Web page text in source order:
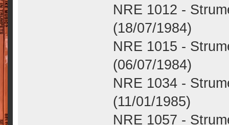
NRE 1012 -
(18/07/1984)
NRE 1015 -
(06/07/1984)
NRE 1034 -
(11/01/1985)
NRE 1057 -